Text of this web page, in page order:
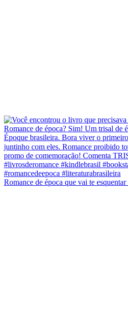
Romance de época que vai te